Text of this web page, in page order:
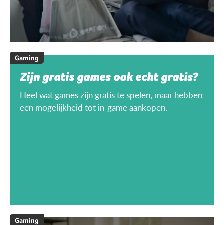
Gaming
Zijn gratis games ook echt gratis?
Heel wat games zijn gratis te spelen, maar hebben
een mogelijkheid tot in-game aankopen.
Gaming